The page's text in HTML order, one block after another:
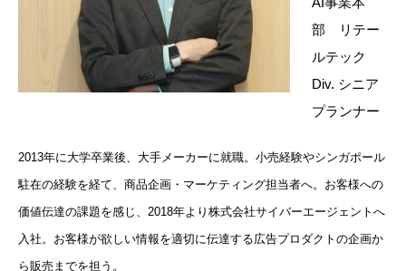
部 リテー
ルテック
Div. シニア
プランナー
2013年に大学卒業後、大手メーカーに就職。小売経験やシンガポール
駐在の経験を経て、商品企画・マーケティング担当者へ。 お客様への
価値伝達の課題を感じ、2018年より株式会社サイバーエージェントへ
入社。お客様が欲しい情報を適切に伝達する広告プロダクトの企画か
ら販売までを担う。